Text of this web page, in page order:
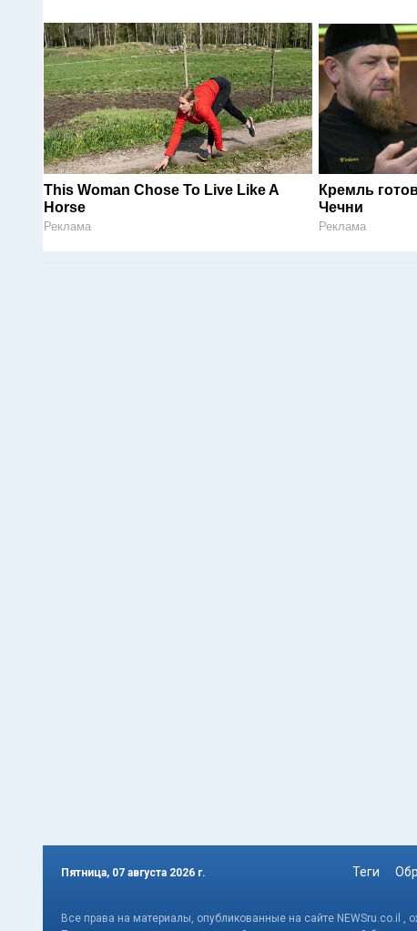
This Woman Chose To Live Like A
Horse
Реклама
Кремль
Чечни
Реклама
Пятница, 07 августа 2026 г. Теги
Все права на материалы, опубликованные на сайте NEWSru.co.il ,